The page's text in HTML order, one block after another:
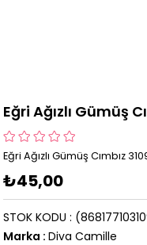
Eğri Ağızlı Gümüş
Eğri Ağızlı Gümüş Cımbız
₺45,00
STOK KODU
Marka : Diva Camille